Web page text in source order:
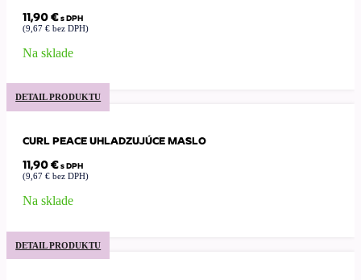
11,90€s DPH
(9,67 € bez DPH)
Na sklade
DETAIL PRODUKTU
CURL PEACE UHLADZUJÚCE MASLO
11,90€s DPH
(9,67 € bez DPH)
Na sklade
DETAIL PRODUKTU